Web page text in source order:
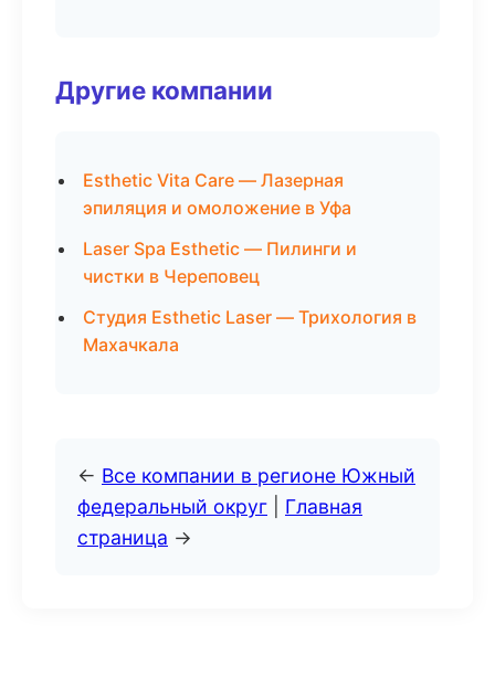
Другие компании
Esthetic Vita Care — Лазерная
эпиляция и омоложение в Уфа
Laser Spa Esthetic — Пилинги и
чистки в Череповец
Студия Esthetic Laser — Трихология в
Махачкала
← Все компании в регионе Южный
федеральный округ
Главная
страница →